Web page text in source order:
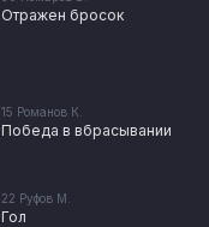
Отражен бросок
15 Романов К.
Победа в вбрасывании
22 Руфов М.
Гол